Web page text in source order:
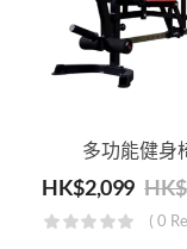
多功能健身
HK$2,099 HK$
( 0